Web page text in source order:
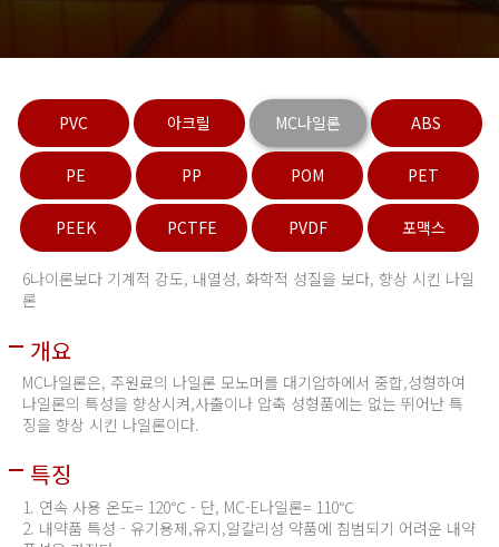
PVC 아크릴 MC나일론 ABS
PE PP POM PET
PEEK PCTFE PVDF 포맥스
6나이론보다 기계적 강도, 내열성, 화학적 성질을 보다, 향상 시킨 나일
론
개요
MC나일론은, 주원료의 나일론 모노머를 대기압하에서 중합,성형하여
나일론의 특성을 향상시켜,사출이나 압축 성형품에는 없는 뛰어난 특
징을 향상 시킨 나일론이다.
특징
1. 연속 사용 온도= 120℃ - 단, MC-E나일론= 110℃
2. 내약품 특성 - 유기용제,유지,알칼리성 약품에 침범되기 어려운 내약